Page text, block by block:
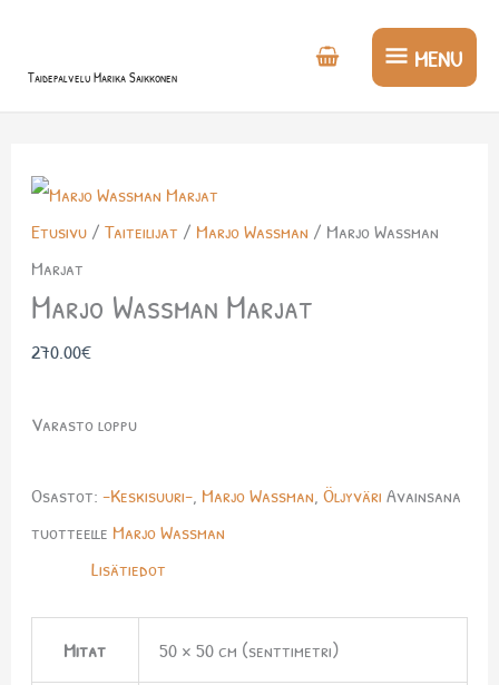
Taidepalvelu Marika Saikkonen
MENU
MENU
Etusivu/ Taiteilijat / Marjo Wassman / Marjo Wassman
Marjat
Marjo Wassman Marjat
270.00€
Varasto loppu
Osastot: -Keskisuuri-, Marjo Wassman, Öljyväri Avainsana
tuotteelle Marjo Wassman
Lisätiedot
Mitat 50 × 50 cm (senttimetri)